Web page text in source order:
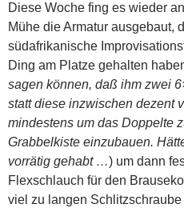
Diese Woche fing es wieder
Mühe die Armatur ausgebaut,
südafrikanische
Ding am Platze gehalten
sagen können, daß ihm zwei
statt diese inzwischen dezent
mindestens um das Doppelte
Grabbelkiste einzubauen.
vorrätig gehabt …) um dann
Flexschlauch für den
viel zu langen